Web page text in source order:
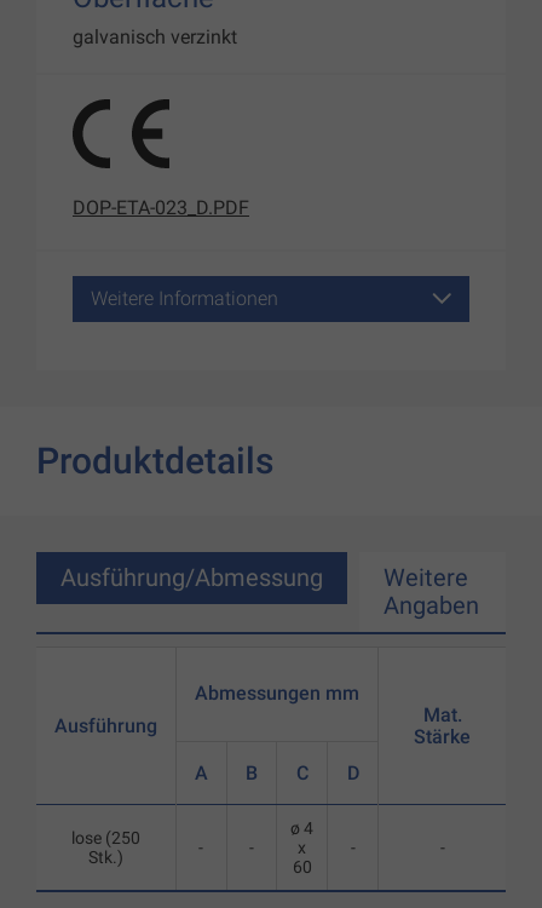
galvanisch verzinkt
DOP-ETA-023_D.PDF
Weitere Informationen
Produktdetails
Ausführung/Abmessung
Weitere
Angaben
Ausführung
lose (250
Stk.)
Abmessungen mm
A B C D
- -
ø 4
x
60
-
Mat.
Stärke
-